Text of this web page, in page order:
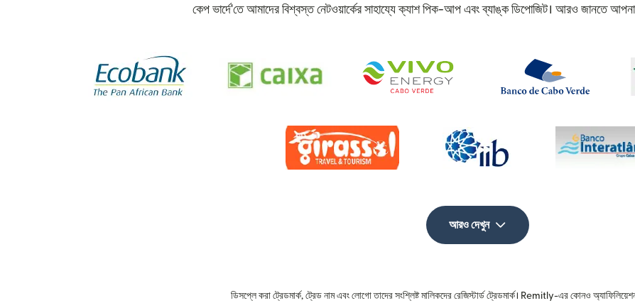
কেপ ভার্দে'তে আমাদের বিশ্বস্ত নেটওয়ার্কের সাহায্যে ক্যাশ পিক-আপ এবং ব্যাঙ্ক ডিপোজিট। আরও জানতে
আরও দেখুন
ডিসপ্লে করা ট্রেডমার্ক, ট্রেড নাম এবং লোগো তাদের সংশ্লিষ্ট মালিকদের রেজিস্টার্ড ট্রেডমার্ক। Remitly-এর কোনও